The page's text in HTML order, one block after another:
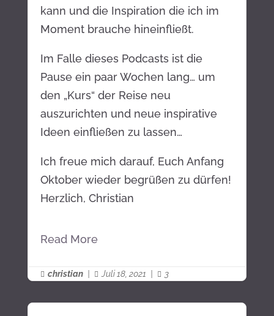
kann und die Inspiration die ich im
Moment brauche hineinfließt.
Im Falle dieses Podcasts ist die
Pause ein paar Wochen lang… um
den „Kurs“ der Reise neu
auszurichten und neue inspirative
Ideen einfließen zu lassen…
Ich freue mich darauf, Euch Anfang
Oktober wieder begrüßen zu dürfen!
Herzlich, Christian
Read More
 christian  Juli 18, 2021  3